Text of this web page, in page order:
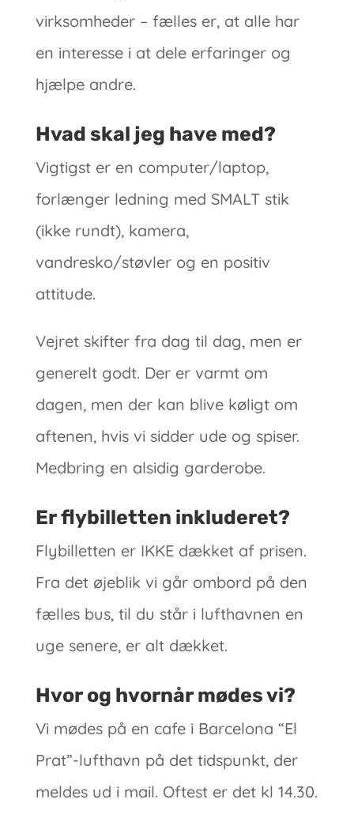
virksomheder – fælles er, at alle har
en interesse i at dele erfaringer og
hjælpe andre.
Hvad skal jeg have med?
Vigtigst er en computer/laptop,
forlænger ledning med SMALT stik
(ikke rundt), kamera,
vandresko/støvler og en positiv
attitude.
Vejret skifter fra dag til dag, men er
generelt godt. Der er varmt om
dagen, men der kan blive køligt om
aftenen, hvis vi sidder ude og spiser.
Medbring en alsidig garderobe.
Er flybilletten inkluderet?
Flybilletten er IKKE dækket af prisen.
Fra det øjeblik vi går ombord på den
fælles bus, til du står i lufthavnen en
uge senere, er alt dækket.
Hvor og hvornår mødes vi?
Vi mødes på en cafe i Barcelona “El
Prat”-lufthavn på det tidspunkt, der
meldes ud i mail. Oftest er det kl 14.30.